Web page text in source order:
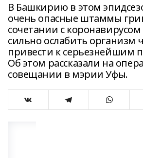
В Башкирию в этом
очень опасные штаммы
сочетании с
сильно ослабить организм
привести к серьезнейшим
Об этом рассказали на
совещании в мэрии Уфы.